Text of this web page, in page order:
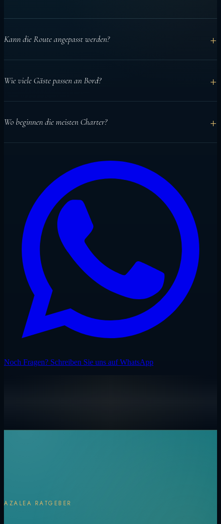
Kann die Route angepasst werden? +
Wie viele Gäste passen an Bord? +
Kabinen.
Wo beginnen die meisten Charter? +
geschützten Ankerbucht.
Noch Fragen? Schreiben Sie uns auf WhatsApp
AZALEA RATGEBER